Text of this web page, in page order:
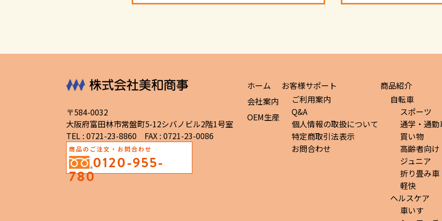
〒584-0032
大阪府富田林市常盤町5-12シバノビル2階1号室
TEL : 0721-23-8860 FAX : 0721-23-0086
商品のご注文・お問合わせ
0120-955-
780
ホーム
会社案内
OEM生産
お客様サポート
ご利用案内
Q&A
個人情報の取扱について
特定商取引法表示
お問合わせ
商品紹介
自転車
スポーツ
通学・通勤
買い物
高齢者向け
ジュニア
折り畳み車
軽快
ヘルスケア
車いす